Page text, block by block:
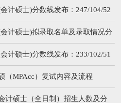
计硕士)分数线发布：247/104/52
计硕士)拟录取名单及录取情况分
计硕士)分数线发布：233/102/51
（MPAcc）复试内容及流程
计硕士（全日制）招生人数及分